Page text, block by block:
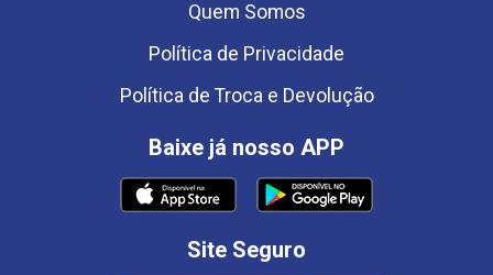
Quem Somos
Política de Privacidade
Política de Troca e Devolução
Baixe já nosso APP
Site Seguro